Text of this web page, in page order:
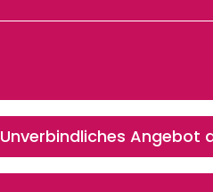
Unverbindliches Angebot